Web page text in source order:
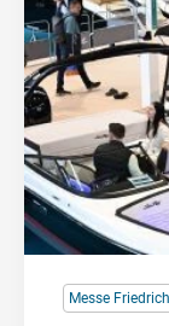
Messe